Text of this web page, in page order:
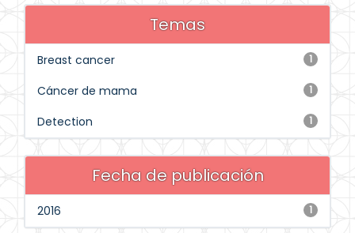
Temas
1
Breast cancer
1
Cáncer de mama
1
Detection
Fecha de publicación
1
2016